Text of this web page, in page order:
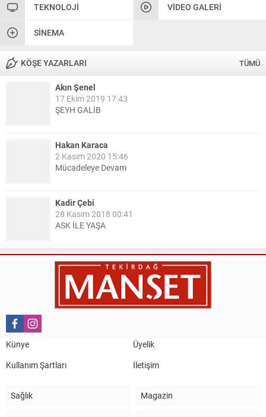
TEKNOLOJI VIDEO GALERI
SINEMA
KÖŞE YAZARLARI TÜMÜ
Akın Şenel
17 Ekim 2019 17:43
ŞEYH GALİB
Hakan Karaca
2 Kasım 2020 15:46
Mücadeleye Devam
Kadir Çebi
28 Kasım 2018 00:41
ASK İLE YAŞA
Nail Kazanç
10 Mart 2023 21:36
HAYDİ TEKİRDAĞ MAÇA !!!!
TEKİRDAĞ İL EMNİYET MÜDÜRÜMÜZE HAYIRLI OLSUN
Künye
Üyelik
Kullanım Şartları
İletişim
Sağlık Magazin